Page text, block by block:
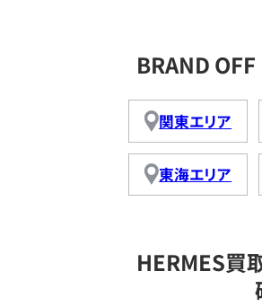
BRAND
関東エリア
東海エリア
HERMES買